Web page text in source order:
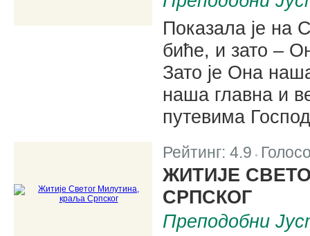
Показала је на
биће, и зато –
Зато је Она
наша главна и
путевима
Рейтинг: 4.9 |
ЖИТИЈЕ
СРПСКОГ
Преподобни